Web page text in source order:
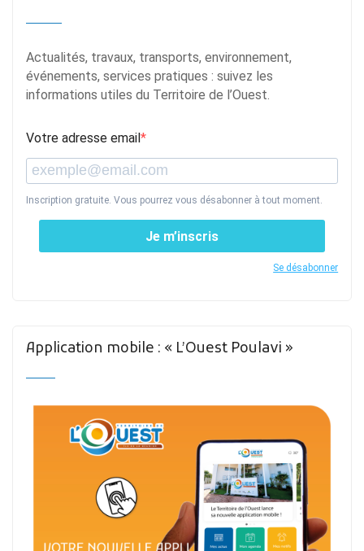
Actualités, travaux, transports, environnement,
événements, services pratiques : suivez les
informations utiles du Territoire de l’Ouest.
Votre adresse email
Inscription gratuite. Vous pourrez vous désabonner à tout moment.
Je m’inscris
Se désabonner
Application mobile : « L’Ouest Poulavi »